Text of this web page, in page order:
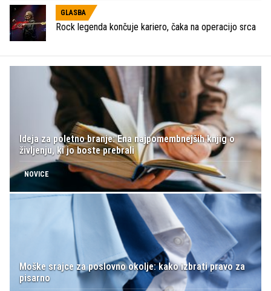
GLASBA
Rock legenda končuje kariero, čaka na operacijo srca
Ideja za poletno branje: Ena najpomembnejših knjig o
življenju, ki jo boste prebrali
NOVICE
Moške srajce za poslovno okolje: kako izbrati pravo za
pisarno